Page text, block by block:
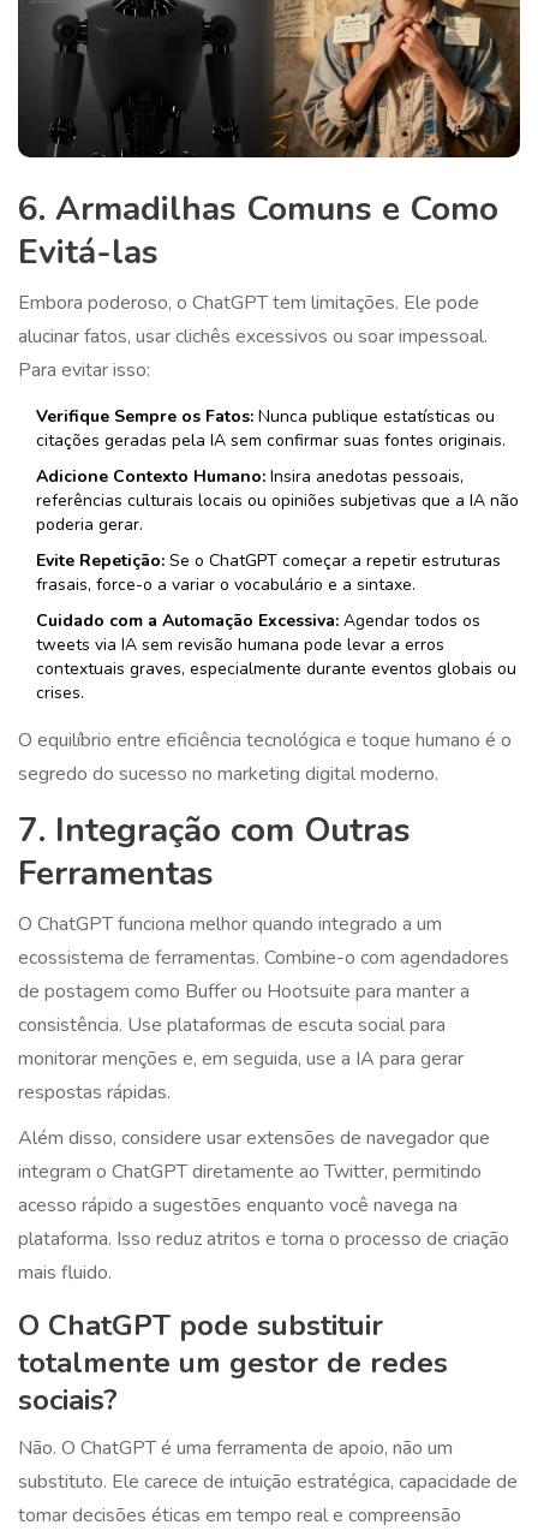
6. Armadilhas Comuns e Como
Evitá-las
Embora poderoso, o ChatGPT tem limitações. Ele pode
alucinar fatos, usar clichês excessivos ou soar impessoal.
Para evitar isso:
Verifique Sempre os Fatos: Nunca publique estatísticas ou
citações geradas pela IA sem confirmar suas fontes originais.
Adicione Contexto Humano: Insira anedotas pessoais,
referências culturais locais ou opiniões subjetivas que a IA não
poderia gerar.
Evite Repetição: Se o ChatGPT começar a repetir estruturas
frasais, force-o a variar o vocabulário e a sintaxe.
Cuidado com a Automação Excessiva: Agendar todos os
tweets via IA sem revisão humana pode levar a erros
contextuais graves, especialmente durante eventos globais ou
crises.
O equilíbrio entre eficiência tecnológica e toque humano é o
segredo do sucesso no marketing digital moderno.
7. Integração com Outras
Ferramentas
O ChatGPT funciona melhor quando integrado a um
ecossistema de ferramentas. Combine-o com agendadores
de postagem como Buffer ou Hootsuite para manter a
consistência. Use plataformas de escuta social para
monitorar menções e, em seguida, use a IA para gerar
respostas rápidas.
Além disso, considere usar extensões de navegador que
integram o ChatGPT diretamente ao Twitter, permitindo
acesso rápido a sugestões enquanto você navega na
plataforma. Isso reduz atritos e torna o processo de criação
mais fluido.
O ChatGPT pode substituir
totalmente um gestor de redes
sociais?
Não. O ChatGPT é uma ferramenta de apoio, não um
substituto. Ele carece de intuição estratégica, capacidade de
tomar decisões éticas em tempo real e compreensão